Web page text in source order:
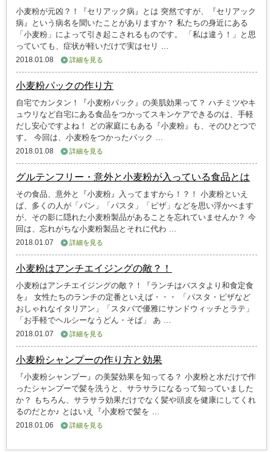
小麦粉が元凶？！『セリアック病』とは 突然ですが、『セリアック
病』という病名を聞いたことがありますか？ 私たちの身近にある
「小麦粉」によって引き起こされるものです。 「私は違う！」と思
っていても、症状が軽いだけで実はセリ …
2018.01.08
詳細を見る
小麦粉パックの作り方
自宅でカンタン！『小麦粉パック』の美肌効果って？ ハチミツやキ
ュウリなど自宅にある食品をつかってスキンケアできるのは、手軽
だし安心ですよね！ どの家庭にもある『小麦粉』も、そのひとつで
す。 今回は、小麦粉をつかったパック …
2018.01.08
詳細を見る
グルテンフリー・意外と小麦粉が入っている食品とは
その食品、意外と『小麦粉』入ってますから！？！ 小麦粉といえ
ば、多くの人が「パン」「パスタ」「ピザ」などを思い浮かべます
が、その影に隠れた小麦粉製品があることを忘れていませんか？ 今
回は、忘れがちな小麦粉製品とそれに代わ …
2018.01.07
詳細を見る
小麦粉はアンチエイジングの敵？！
小麦粉はアンチエイジングの敵？！『ランチはパスタより和食定食
を』 女性たちのランチの定番といえば・・・ 「パスタ・ピザなど
おしゃれなイタリアン」「スタバで優雅にサンドウィッチとラテ」
「お手軽でヘルシーなうどん・そば」 あ …
2018.01.07
詳細を見る
小麦粉シャンプーの作り方と効果
『小麦粉シャンプー』の美髪効果を知ってる？ 小麦粉と水だけで作
ったシャンプーで髪を洗うと、サラサラになるって知っていました
か？ もちろん、サラサラ効果だけでなく髪や頭皮を健康にしてくれ
るのだとか♪ とはいえ『小麦粉で髪を …
2018.01.06
詳細を見る